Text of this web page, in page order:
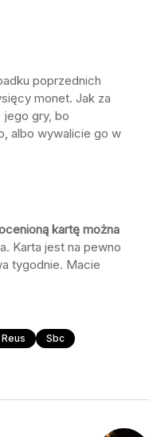
poprzednich
monet. Jak za
gry, bo
albo wywalicie go w
kartę można
Karta jest na pewno
tygodnie. Macie
Sbc